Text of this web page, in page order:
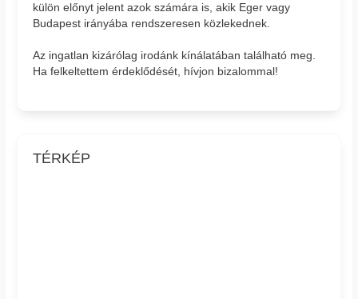
külön előnyt jelent azok számára is, akik Eger vagy
Budapest irányába rendszeresen közlekednek.
Az ingatlan kizárólag irodánk kínálatában található meg.
Ha felkeltettem érdeklődését, hívjon bizalommal!
TÉRKÉP